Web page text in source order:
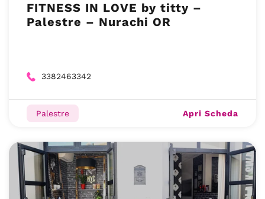
FITNESS IN LOVE by titty –
Palestre – Nurachi OR
3382463342
Palestre Apri Scheda